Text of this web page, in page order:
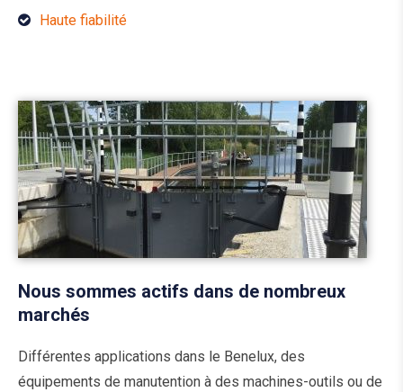
Haute fiabilité
Nous sommes actifs dans de nombreux
marchés
Différentes applications dans le Benelux, des
équipements de manutention à des machines-outils ou de